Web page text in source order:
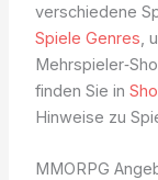
verschiedene
Spiele Genres,
finden Sie in
Hinweise zu
MMORPG